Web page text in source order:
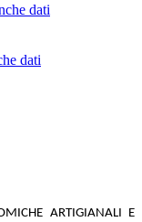
dati
dati
ARTIGIANALI E